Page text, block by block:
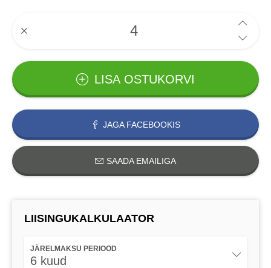
LISA OSTUKORVI
JAGA FACEBOOKIS
SAADA EMAILIGA
LIISINGUKALKULAATOR
JÄRELMAKSU PERIOOD
6 kuud